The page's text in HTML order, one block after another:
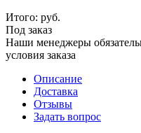
Итого: руб.
Под заказ
Наши менеджеры
условия заказа
Описание
Доставка
Отзывы
Задать вопрос